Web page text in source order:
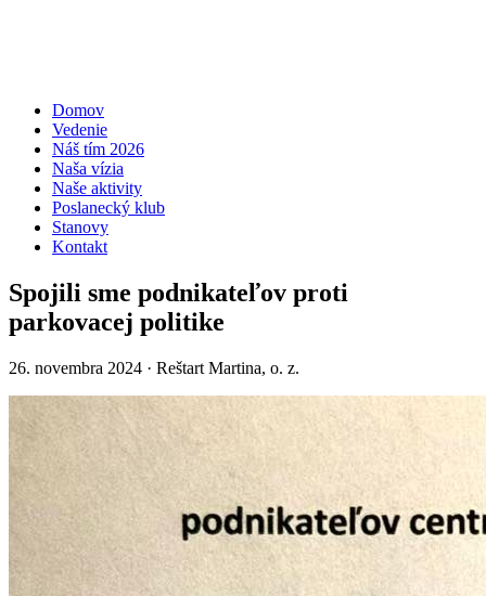
Domov
Vedenie
Náš tím 2026
Naša vízia
Naše aktivity
Poslanecký klub
Stanovy
Kontakt
Spojili sme podnikateľov proti
parkovacej politike
26. novembra 2024 · Reštart Martina, o. z.